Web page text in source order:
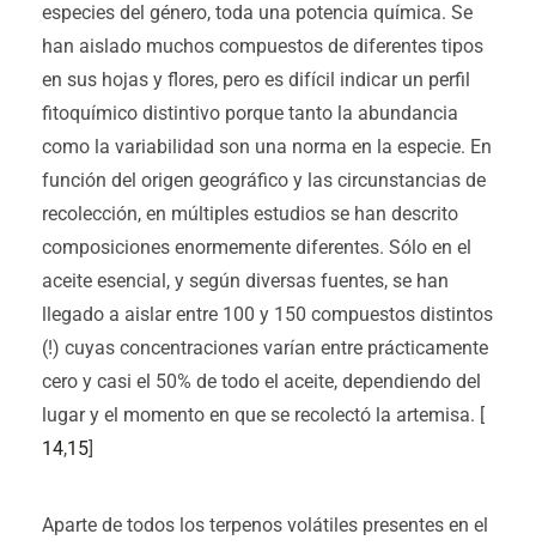
especies del género, toda una potencia química. Se
han aislado muchos compuestos de diferentes tipos
en sus hojas y flores, pero es difícil indicar un perfil
fitoquímico distintivo porque tanto la abundancia
como la variabilidad son una norma en la especie. En
función del origen geográfico y las circunstancias de
recolección, en múltiples estudios se han descrito
composiciones enormemente diferentes. Sólo en el
aceite esencial, y según diversas fuentes, se han
llegado a aislar entre 100 y 150 compuestos distintos
(!) cuyas concentraciones varían entre prácticamente
cero y casi el 50% de todo el aceite, dependiendo del
lugar y el momento en que se recolectó la artemisa. [
14,15]
Aparte de todos los terpenos volátiles presentes en el